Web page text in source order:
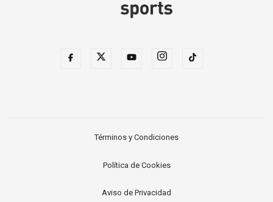
Términos y Condiciones
Política de Cookies
Aviso de Privacidad